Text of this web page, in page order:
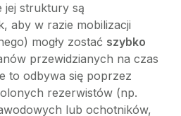
jej struktury są
aby w razie mobilizacji
mogły zostać szybko
przewidzianych na czas
to odbywa się poprzez
rezerwistów (np.
lub ochotników,